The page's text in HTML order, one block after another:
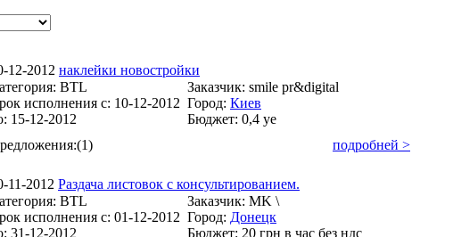
12-2012 наклейки новостройки
BTL Заказчик: smile pr&digital
исполнения с: 10-12-2012 Город: Киев
15-12-2012 Бюджет: 0,4 уе
(1) подробней >
11-2012 Раздача листовок с консультированием.
BTL Заказчик: MK \
исполнения с: 01-12-2012 Город: Донецк
31-12-2012 Бюджет: 20 грн в час без ндс